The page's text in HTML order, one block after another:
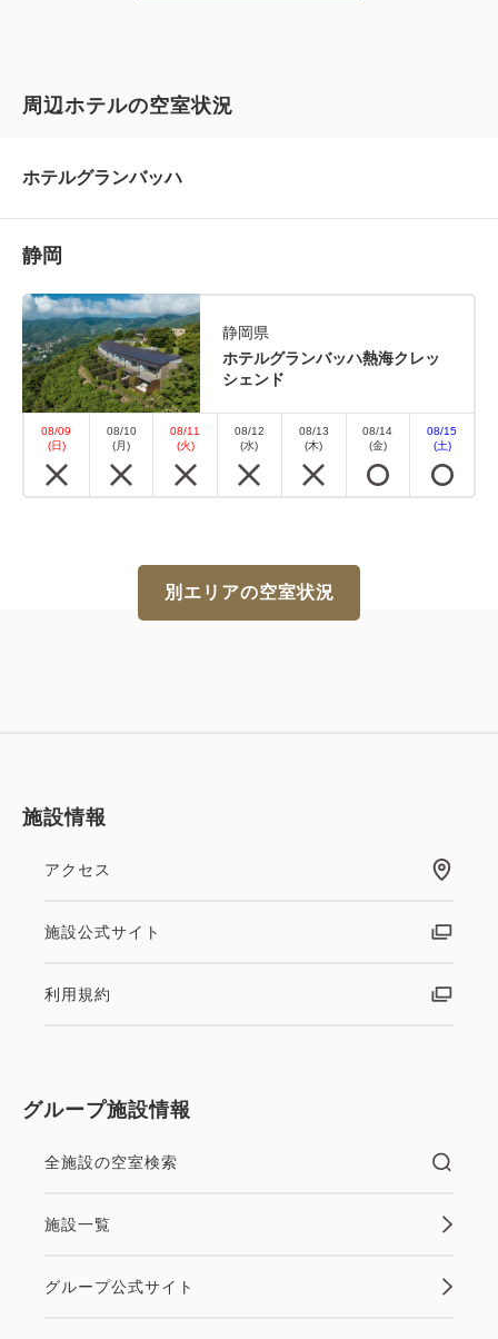
周辺ホテルの空室状況
ホテルグランバッハ
静岡
静岡県
ホテルグランバッハ熱海クレッ
シェンド
08/09
(日)
08/10
(月)
08/11
(火)
08/12
(水)
08/13
(木)
08/14
(金)
08/15
(土)
別エリアの空室状況
施設情報
アクセス
施設公式サイト
利用規約
グループ施設情報
全施設の空室検索
施設一覧
グループ公式サイト